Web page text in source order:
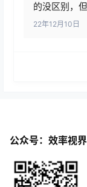
的没区别，
22年12月10日
公众号：效率视界